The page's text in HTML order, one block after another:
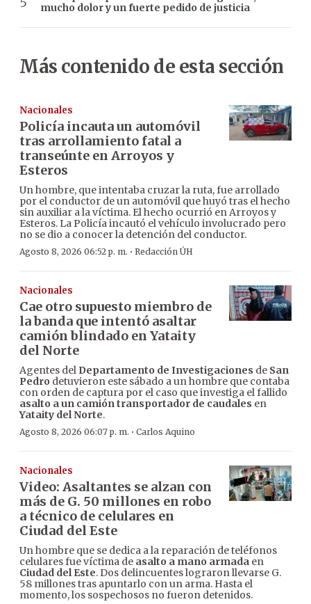
mucho dolor y un fuerte pedido de justicia
Más contenido de esta sección
Nacionales
Policía incauta un automóvil
tras arrollamiento fatal a
transeúnte en Arroyos y
Esteros
Un hombre, que intentaba cruzar la ruta, fue arrollado
por el conductor de un automóvil que huyó tras el hecho
sin auxiliar a la víctima. El hecho ocurrió en Arroyos y
Esteros. La Policía incautó el vehículo involucrado pero
no se dio a conocer la detención del conductor.
Agosto 8, 2026 06:52 p. m. · Redacción ÚH
Nacionales
Cae otro supuesto miembro de
la banda que intentó asaltar
camión blindado en Yataity
del Norte
Agentes del Departamento de Investigaciones de San
Pedro detuvieron este sábado a un hombre que contaba
con orden de captura por el caso que investiga el fallido
asalto a un camión transportador de caudales en
Yataity del Norte.
Agosto 8, 2026 06:07 p. m. · Carlos Aquino
Nacionales
Video: Asaltantes se alzan con
más de G. 50 millones en robo
a técnico de celulares en
Ciudad del Este
Un hombre que se dedica a la reparación de teléfonos
celulares fue víctima de asalto a mano armada en
Ciudad del Este. Dos delincuentes lograron llevarse G.
58 millones tras apuntarlo con un arma. Hasta el
momento, los sospechosos no fueron detenidos.